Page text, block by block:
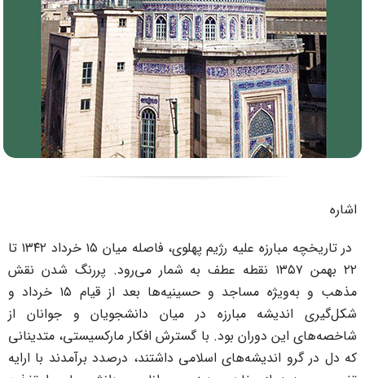
در تاریخچه مبارزه علیه رژیم پهلوی، فاصله میان ۱۵ خرداد ۱۳۴۲ تا
۲۲ بهمن ۱۳۵۷ نقطه عطف به شمار می‌رود. پررنگ شدن نقش
مذهب و به‌ویژه مساجد و حسینیه‌ها بعد از قیام ۱۵ خرداد و
اندیشه مبارزه در میان دانشجویان و جوانان از
این دوران بود. با گسترش افکار مارکسیستی، متدینانی
دل در گرو اندیشه‌های اسلامی داشتند، درصدد برآمدند با ارایه